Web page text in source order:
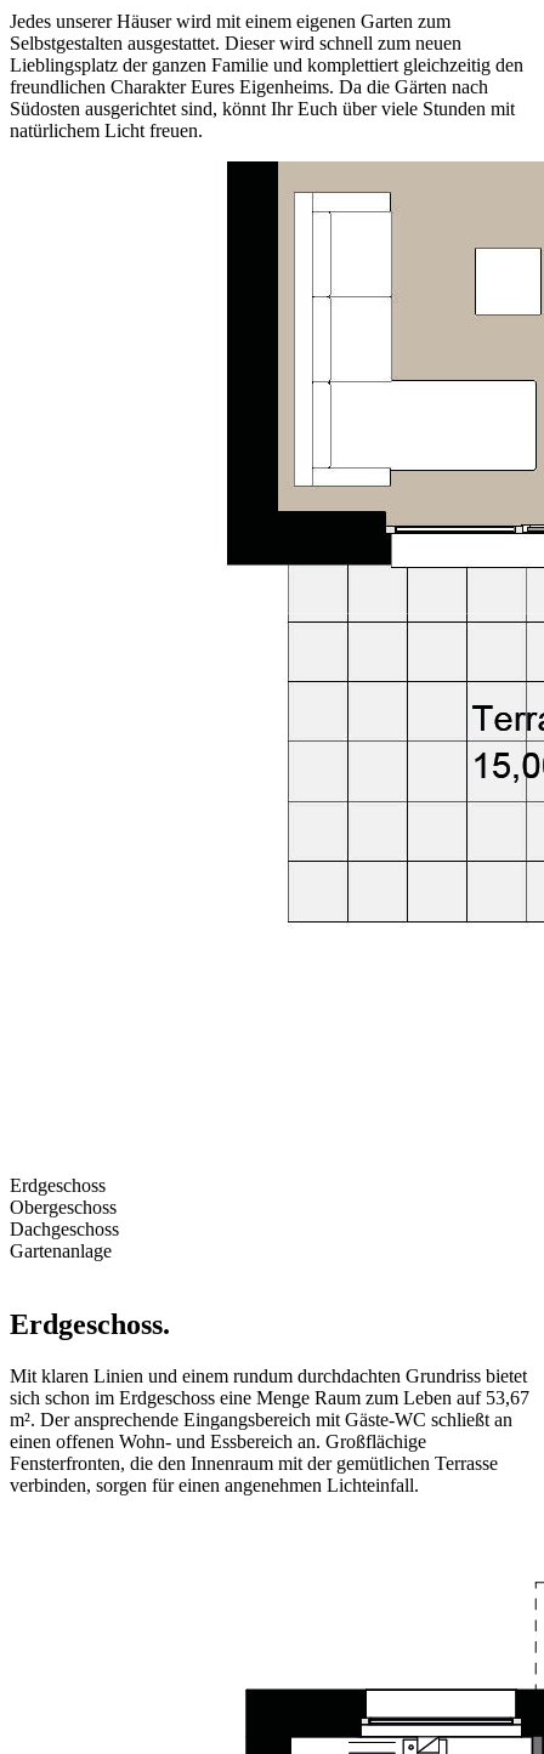
Jedes unserer Häuser wird mit einem eigenen Garten zum
Selbstgestalten ausgestattet. Dieser wird schnell zum neuen
Lieblingsplatz der ganzen Familie und komplettiert gleichzeitig den
freundlichen Charakter Eures Eigenheims. Da die Gärten nach
Südosten ausgerichtet sind, könnt Ihr Euch über viele Stunden mit
natürlichem Licht freuen.
Erdgeschoss
Obergeschoss
Dachgeschoss
Gartenanlage
Erdgeschoss.
Mit klaren Linien und einem rundum durchdachten Grundriss bietet
sich schon im Erdgeschoss eine Menge Raum zum Leben auf 53,67
m². Der ansprechende Eingangsbereich mit Gäste-WC schließt an
einen offenen Wohn- und Essbereich an. Großflächige
Fensterfronten, die den Innenraum mit der gemütlichen Terrasse
verbinden, sorgen für einen angenehmen Lichteinfall.